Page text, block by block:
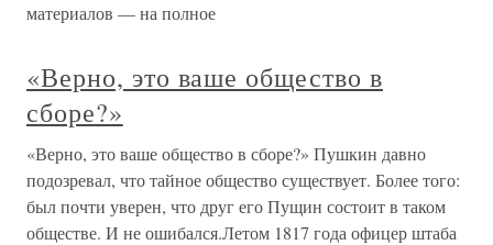
материалов — на полное
«Верно, это ваше общество в
сборе?»
«Верно, это ваше общество в сборе?» Пушкин давно
подозревал, что тайное общество существует. Более того:
был почти уверен, что друг его Пущин состоит в таком
обществе. И не ошибался.Летом 1817 года офицер штаба